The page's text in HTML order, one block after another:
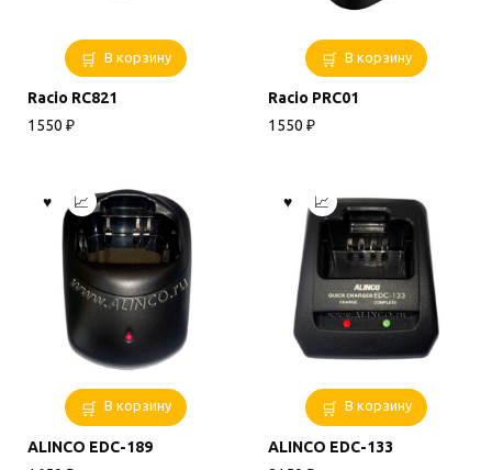
В корзину
Racio RC821
1550 ₽
В корзину
Racio PRC01
1550 ₽
В корзину
ALINCO EDC-189
В корзину
ALINCO EDC-133